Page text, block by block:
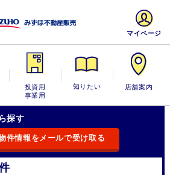
投資用・事業
用
知りたい 店舗案内
マイページ
探す
件情報をメールで受け取る